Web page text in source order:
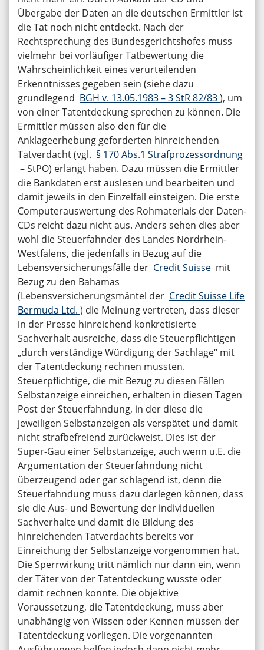
Übergabe der Daten an die deutschen Ermittler ist
die Tat noch nicht entdeckt. Nach der
Rechtsprechung des Bundesgerichtshofes muss
vielmehr bei vorläufiger Tatbewertung die
Wahrscheinlichkeit eines verurteilenden
Erkenntnisses gegeben sein (siehe dazu
grundlegend BGH v. 13.05.1983 – 3 StR 82/83), um
von einer Tatentdeckung sprechen zu können. Die
Ermittler müssen also den für die
Anklageerhebung geforderten hinreichenden
Tatverdacht (vgl. § 170 Abs.1 Strafprozessordnung
– StPO) erlangt haben. Dazu müssen die Ermittler
die Bankdaten erst auslesen und bearbeiten und
damit jeweils in den Einzelfall einsteigen. Die erste
Computerauswertung des Rohmaterials der Daten-
CDs reicht dazu nicht aus. Anders sehen dies aber
wohl die Steuerfahnder des Landes Nordrhein-
Westfalens, die jedenfalls in Bezug auf die
Lebensversicherungsfälle der Credit Suisse mit
Bezug zu den Bahamas
(Lebensversicherungsmäntel der Credit Suisse Life
Bermuda Ltd. ) die Meinung vertreten, dass dieser
in der Presse hinreichend konkretisierte
Sachverhalt ausreiche, dass die Steuerpflichtigen
„durch verständige Würdigung der Sachlage“ mit
der Tatentdeckung rechnen mussten.
Steuerpflichtige, die mit Bezug zu diesen Fällen
Selbstanzeige einreichen, erhalten in diesen Tagen
Post der Steuerfahndung, in der diese die
jeweiligen Selbstanzeigen als verspätet und damit
nicht strafbefreiend zurückweist. Dies ist der
Super-Gau einer Selbstanzeige, auch wenn u.E. die
Argumentation der Steuerfahndung nicht
überzeugend oder gar schlagend ist, denn die
Steuerfahndung muss dazu darlegen können, dass
sie die Aus- und Bewertung der individuellen
Sachverhalte und damit die Bildung des
hinreichenden Tatverdachts bereits vor
Einreichung der Selbstanzeige vorgenommen hat.
Die Sperrwirkung tritt nämlich nur dann ein, wenn
der Täter von der Tatentdeckung wusste oder
damit rechnen konnte. Die objektive
Voraussetzung, die Tatentdeckung, muss aber
unabhängig von Wissen oder Kennen müssen der
Tatentdeckung vorliegen. Die vorgenannten